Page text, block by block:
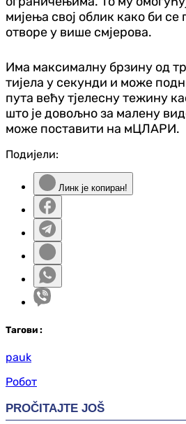
мијења свој облик како би се
отворе у више смјерова.
Има максималну брзину од
тијела у секунди и може
пута већу тјелесну тежину
што је довољно за малену
може поставити на мЦЛАРИ.
Подијели:
Линк је копиран!
Тагови :
pauk
Робот